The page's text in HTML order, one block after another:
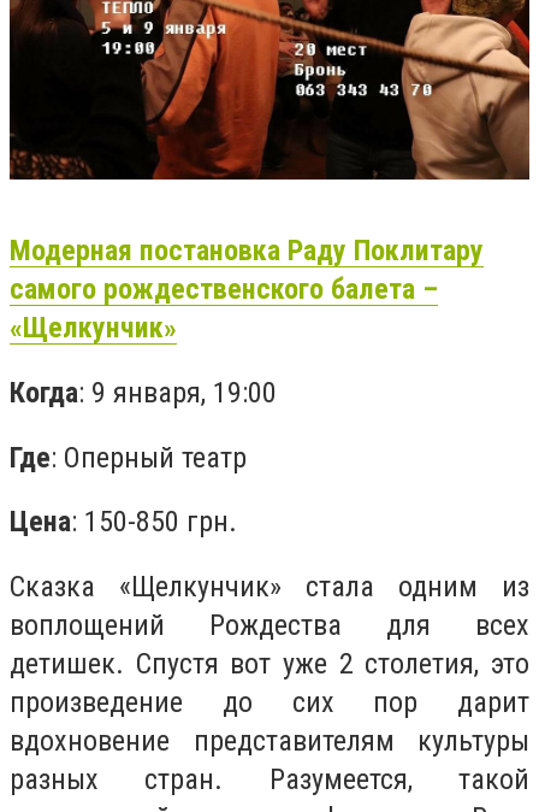
Модерная постановка Раду Поклитару
самого рождественского балета –
«Щелкунчик»
Когда: 9 января, 19:00
Где: Оперный театр
Цена: 150-850 грн.
Сказка «Щелкунчик» стала одним из
воплощений Рождества для всех
детишек. Спустя вот уже 2 столетия, это
произведение до сих пор дарит
вдохновение представителям культуры
разных стран. Разумеется, такой